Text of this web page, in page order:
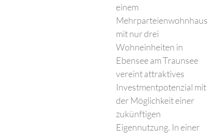
einem
Mehrparteienwohnhaus
mit nur drei
Wohneinheiten in
Ebensee am Traunsee
vereint attraktives
Investmentpotenzial mit
der Möglichkeit einer
zukünftigen
Eigennutzung. In einer